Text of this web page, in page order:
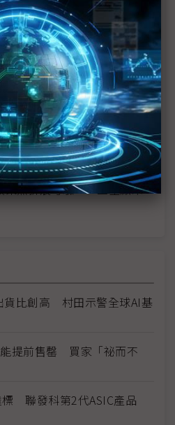
時代 三星獨霸地位受挑戰
、蘋果折疊機售價恐超出預
折疊機2026銷售動能看俏
供應鏈
態金屬軸承
果無折痕考驗——三星顯示
貨比創高 村田示警全球AI基
提前售罄 買家「祕而不
聯發科第2代ASIC產品